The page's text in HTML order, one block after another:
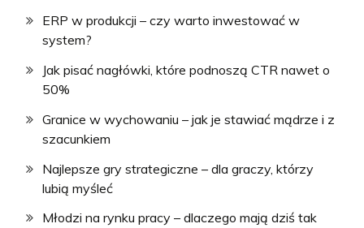
ERP w produkcji – czy warto inwestować w
system?
Jak pisać nagłówki, które podnoszą CTR nawet o
50%
Granice w wychowaniu – jak je stawiać mądrze i z
szacunkiem
Najlepsze gry strategiczne – dla graczy, którzy
lubią myśleć
Młodzi na rynku pracy – dlaczego mają dziś tak